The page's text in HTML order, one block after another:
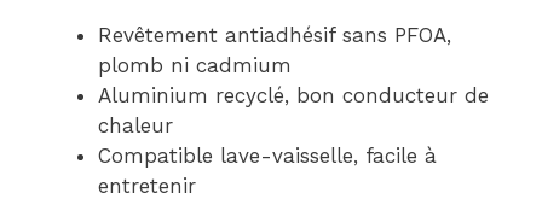
Revêtement antiadhésif sans PFOA,
plomb ni cadmium
Aluminium recyclé, bon conducteur de
chaleur
Compatible lave-vaisselle, facile à
entretenir